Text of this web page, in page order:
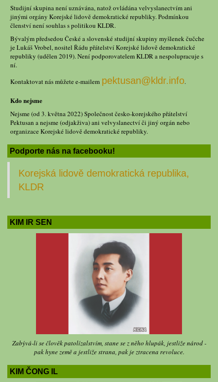
Studijní skupina není uznávána, natož ovládána velvyslanectvím ani
jinými orgány Korejské lidově demokratické republiky. Podmínkou
členství není souhlas s politikou KLDR.
Bývalým předsedou České a slovenské studijní skupiny myšlenek čučche
je Lukáš Vrobel, nositel Řádu přátelství Korejské lidově demokratické
republiky (udělen 2019). Není podporovatelem KLDR a nespolupracuje s
ní.
Kontaktovat nás můžete e-mailem pektusan@kldr.info.
Kdo nejsme
Nejsme (od 3. května 2022) Společnost česko-korejského přátelství
Pektusan a nejsme (odjakživa) ani velvyslanectví či jiný orgán nebo
organizace Korejské lidově demokratické republiky.
Podporte nás na facebooku!
Korejská lidově demokratická republika,
KLDR
KIM IR SEN
Zabývá-li se člověk patolízalstvím, stane se z něho hlupák, jestliže národ -
pak hyne země a jestliže strana, pak je ztracena revoluce.
KIM ČONG IL